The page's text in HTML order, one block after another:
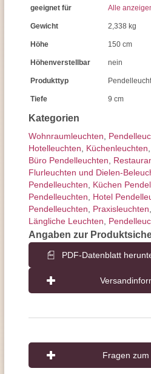
Kategorien
Wohnraum­leuchten
Hotelleuchten
Küchenleuchten
Büro Pendelleuchten
Flurleuchten und Dielen-
Pendelleuchten
Küchen
Pendelleuchten
Hotel
Pendelleuchten
Praxisleuchten
Längliche Leuchten
Angaben zur
PDF-Datenblatt
geeignet für Alle
Gewicht 2,338 kg
Höhe 150 cm
Höhenverstellbar nein
Produkttyp
Tiefe 9 cm
Fragen